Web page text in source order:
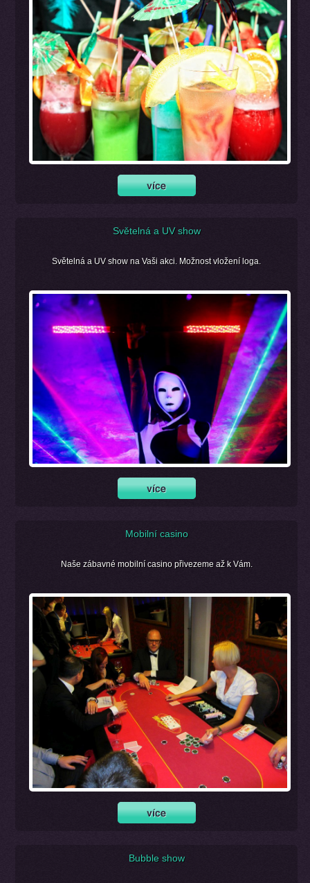
Světelná a UV show
Světelná a UV show na Vaši akci. Možnost vložení loga.
Mobilní casino
Naše zábavné mobilní casino přivezeme až k Vám.
Bubble show